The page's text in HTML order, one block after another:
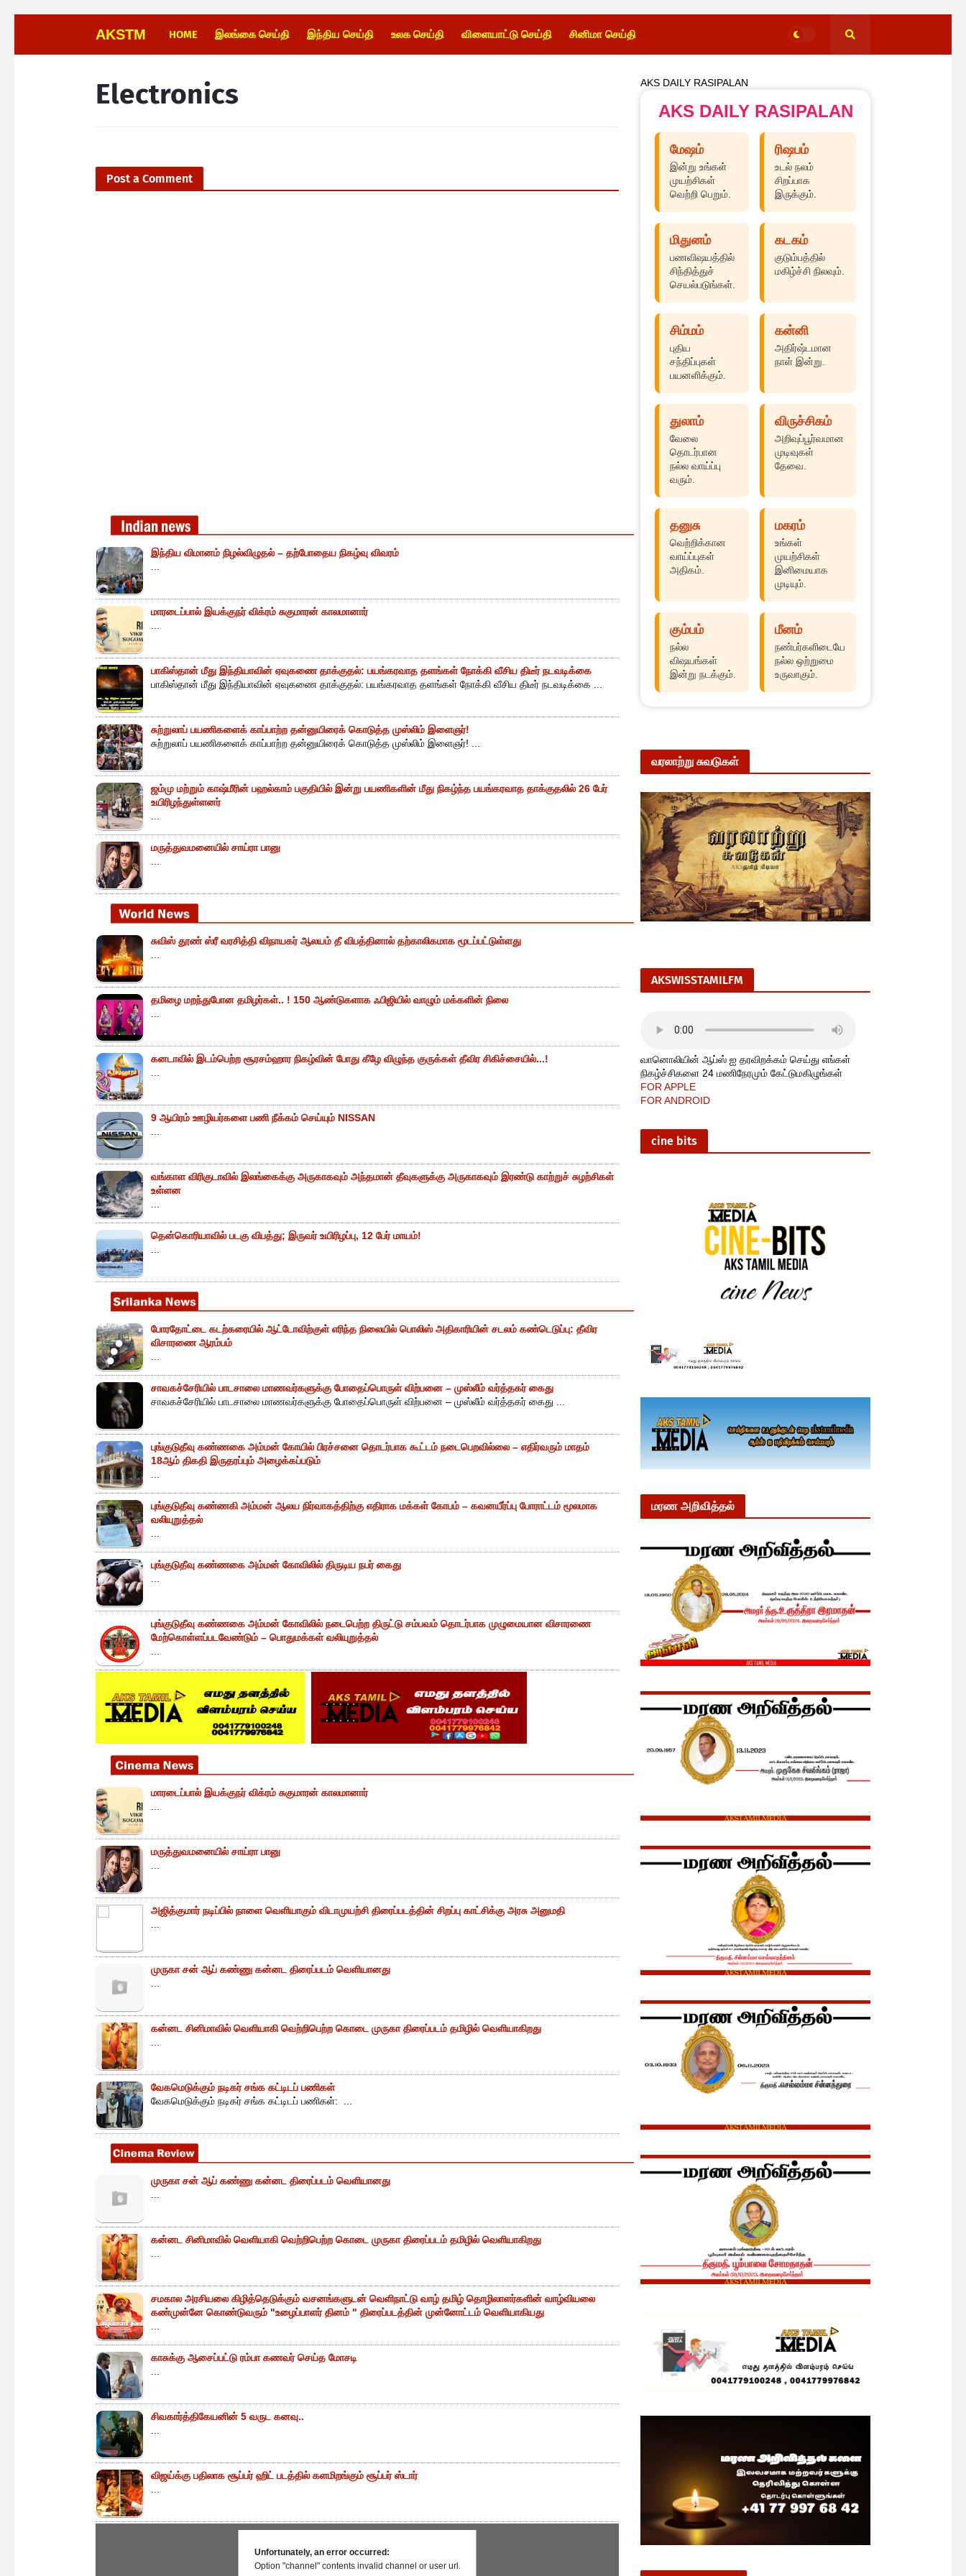
AKSTM HOME இலங்கை செய்தி இந்திய செய்தி உலக செய்தி விளையாட்டு செய்தி சினிமா செய்தி
Electronics
Post a Comment
இந்திய விமானம் நிழல்விழுதல் – தற்போதைய நிகழ்வு விவரம்
மாரடைப்பால் இயக்குநர் விக்ரம் சுகுமாரன் காலமானார்
பாகிஸ்தான் மீது இந்தியாவின் ஏவுகணை தாக்குதல்: பயங்கரவாத தளங்கள் நோக்கி வீசிய திடீர் நடவடிக்கை
பாகிஸ்தான் மீது இந்தியாவின் ஏவுகணை தாக்குதல்: பயங்கரவாத தளங்கள் நோக்கி வீசிய திடீர் நடவடிக்கை ...
சுற்றுலாப் பயணிகளைக் காப்பாற்ற தன்னுயிரைக் கொடுத்த முஸ்லிம் இளைஞர்!
சுற்றுலாப் பயணிகளைக் காப்பாற்ற தன்னுயிரைக் கொடுத்த முஸ்லிம் இளைஞர்! ...
ஜம்மு மற்றும் காஷ்மீரின் பஹல்காம் பகுதியில் இன்று பயணிகளின் மீது நிகழ்ந்த பயங்கரவாத தாக்குதலில் 26 பேர்
உயிரிழந்துள்ளனர்
மருத்துவமனையில் சாய்ரா பானு
சுவிஸ் தூண் ஸ்ரீ வரசித்தி விநாயகர் ஆலயம் தீ விபத்தினால் தற்காலிகமாக மூடப்பட்டுள்ளது
தமிழை மறந்துபோன தமிழர்கள்.. ! 150 ஆண்டுகளாக ஃபிஜியில் வாழும் மக்களின் நிலை
கனடாவில் இடம்பெற்ற சூரசம்ஹார நிகழ்வின் போது கீழே விழுந்த குருக்கள் தீவிர சிகிச்சையில்...!
9 ஆயிரம் ஊழியர்களை பணி நீக்கம் செய்யும் NISSAN
வங்காள விரிகுடாவில் இலங்கைக்கு அருகாகவும் அந்தமான் தீவுகளுக்கு அருகாகவும் இரண்டு காற்றுச் சுழற்சிகள்
உள்ளன
தென்கொரியாவில் படகு விபத்து; இருவர் உயிரிழப்பு, 12 பேர் மாயம்!
போரதோட்டை கடற்கரையில் ஆட்டோவிற்குள் எரிந்த நிலையில் பொலிஸ் அதிகாரியின் சடலம் கண்டெடுப்பு: தீவிர
விசாரணை ஆரம்பம்
சாவகச்சேரியில் பாடசாலை மாணவர்களுக்கு போதைப்பொருள் விற்பனை – முஸ்லீம் வர்த்தகர் கைது
சாவகச்சேரியில் பாடசாலை மாணவர்களுக்கு போதைப்பொருள் விற்பனை – முஸ்லீம் வர்த்தகர் கைது ...
புங்குடுதீவு கண்ணகை அம்மன் கோயில் பிரச்சனை தொடர்பாக கூட்டம் நடைபெறவில்லை – எதிர்வரும் மாதம்
18ஆம் திகதி இருதரப்பும் அழைக்கப்படும்
புங்குடுதீவு கண்ணகி அம்மன் ஆலய நிர்வாகத்திற்கு எதிராக மக்கள் கோபம் – கவனயீர்ப்பு போராட்டம் மூலமாக
வலியுறுத்தல்
புங்குடுதீவு கண்ணகை அம்மன் கோவிலில் திருடிய நபர் கைது
புங்குடுதீவு கண்ணகை அம்மன் கோவிலில் நடைபெற்ற திருட்டு சம்பவம் தொடர்பாக முழுமையான விசாரணை
மேற்கொள்ளப்படவேண்டும் – பொதுமக்கள் வலியுறுத்தல்
மாரடைப்பால் இயக்குநர் விக்ரம் சுகுமாரன் காலமானார்
மருத்துவமனையில் சாய்ரா பானு
அஜித்குமார் நடிப்பில் நாளை வெளியாகும் விடாமுயற்சி திரைப்படத்தின் சிறப்பு காட்சிக்கு அரசு அனுமதி
முருகா சன் ஆப் கண்ணு கன்னட திரைப்படம் வெளியானது
கன்னட சினிமாவில் வெளியாகி வெற்றிபெற்ற கொடை முருகா திரைப்படம் தமிழில் வெளியாகிறது
வேகமெடுக்கும் நடிகர் சங்க கட்டிடப் பணிகள்
வேகமெடுக்கும் நடிகர் சங்க கட்டிடப் பணிகள்: ...
முருகா சன் ஆப் கண்ணு கன்னட திரைப்படம் வெளியானது
கன்னட சினிமாவில் வெளியாகி வெற்றிபெற்ற கொடை முருகா திரைப்படம் தமிழில் வெளியாகிறது
சமகால அரசியலை கிழித்தெடுக்கும் வசனங்களுடன் வெளிநாட்டு வாழ் தமிழ் தொழிலாளர்களின் வாழ்வியலை
கண்முன்னே கொண்டுவரும் "உழைப்பாளர் தினம் " திரைப்படத்தின் முன்னோட்டம் வெளியாகியது
காசுக்கு ஆசைப்பட்டு ரம்பா கணவர் செய்த மோசடி
சிவகார்த்திகேயனின் 5 வருட கனவு..
விஜய்க்கு பதிலாக சூப்பர் ஹிட் படத்தில் களமிறங்கும் சூப்பர் ஸ்டார்
Unfortunately, an error occurred:
Option "channel" contents invalid channel or user url.
AKS DAILY RASIPALAN
AKS DAILY RASIPALAN
மேஷம்
இன்று உங்கள்
முயற்சிகள்
வெற்றி பெறும்.
ரிஷபம்
உடல் நலம்
சிறப்பாக
இருக்கும்.
மிதுனம்
பணவிஷயத்தில்
சிந்தித்துச்
செயல்படுங்கள்.
கடகம்
குடும்பத்தில்
மகிழ்ச்சி நிலவும்.
சிம்மம்
புதிய
சந்திப்புகள்
பயனளிக்கும்.
கன்னி
அதிர்ஷ்டமான
நாள் இன்று.
துலாம்
வேலை
தொடர்பான
நல்ல வாய்ப்பு
வரும்.
விருச்சிகம்
அறிவுப்பூர்வமான
முடிவுகள்
தேவை.
தனுசு
வெற்றிக்கான
வாய்ப்புகள்
அதிகம்.
மகரம்
உங்கள்
முயற்சிகள்
இனிமையாக
முடியும்.
கும்பம்
நல்ல
விஷயங்கள்
இன்று நடக்கும்.
மீனம்
நண்பர்களிடையே
நல்ல ஒற்றுமை
உருவாகும்.
வரலாற்று சுவடுகள்
AKSWISSTAMILFM
வானொலியின் ஆப்ஸ் ஐ தரவிறக்கம் செய்து எங்கள்
நிகழ்ச்சிகளை 24 மணிநேரமும் கேட்டுமகிழுங்கள்
FOR APPLE
FOR ANDROID
cine bits
மரண அறிவித்தல்